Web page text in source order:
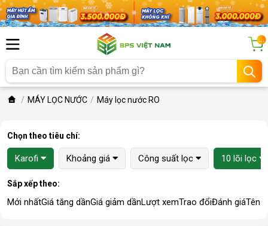
...
MÁY LỌC NƯỚC Máy lọc nước RO
Chọn theo tiêu chí:
Karofi Khoảng giá Công suất lọc 10 lõi lọc
Sắp xếp theo:
Mới nhấtGiá tăng dầnGiá giảm dầnLượt xemTrao đổiĐánh giáTên